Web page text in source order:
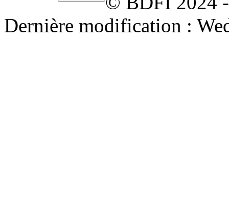
Dernière modification :